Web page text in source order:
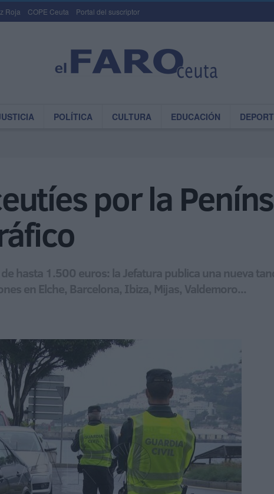
Roja COPE Ceuta Portal del suscriptor
POLÍTICA CULTURA EDUCACIÓN
por la
hasta 1.500 euros: la Jefatura publica una nueva
en Elche, Barcelona, Ibiza, Mijas, Valdemoro...